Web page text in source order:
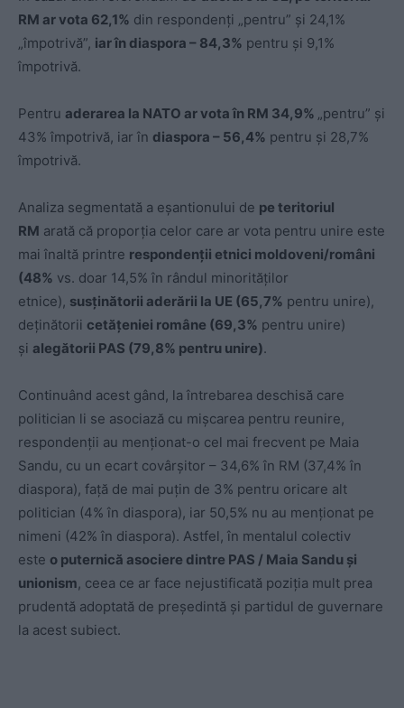
RM ar vota 62,1% din respondenți „pentru” și 24,1%
„împotrivă”, iar în diaspora – 84,3% pentru și 9,1%
împotrivă.
Pentru aderarea la NATO ar vota în RM 34,9% „pentru” și
43% împotrivă, iar în diaspora – 56,4% pentru și 28,7%
împotrivă.
Analiza segmentată a eșantionului de pe teritoriul
RM arată că proporția celor care ar vota pentru unire este
mai înaltă printre respondenții etnici moldoveni/români
(48% vs. doar 14,5% în rândul minorităților
etnice), susținătorii aderării la UE (65,7% pentru unire),
deținătorii cetățeniei române (69,3% pentru unire)
și alegătorii PAS (79,8% pentru unire).
Continuând acest gând, la întrebarea deschisă care
politician li se asociază cu mișcarea pentru reunire,
respondenții au menționat-o cel mai frecvent pe Maia
Sandu, cu un ecart covârșitor – 34,6% în RM (37,4% în
diaspora), față de mai puțin de 3% pentru oricare alt
politician (4% în diaspora), iar 50,5% nu au menționat pe
nimeni (42% în diaspora). Astfel, în mentalul colectiv
este o puternică asociere dintre PAS / Maia Sandu și
unionism, ceea ce ar face nejustificată poziția mult prea
prudentă adoptată de președintă și partidul de guvernare
la acest subiect.